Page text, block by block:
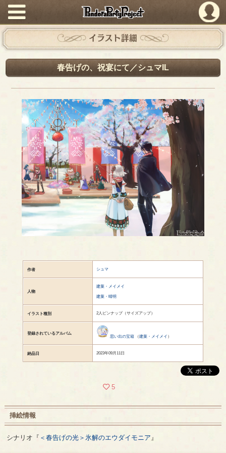
PandoraPartyProject
イラスト詳細
春告げの、祝宴にて／シュマIL
作者 シュマ
人物
建葉・メイメイ
建葉・晴明
イラスト種別 2人ピンナップ（サイズアップ）
登録されているアルバム
思い出の宝箱（建葉・メイメイ ）
納品日 2023年09月11日
5
挿絵情報
シナリオ『 ＜春告げの光＞氷解のエウダイモニア 』